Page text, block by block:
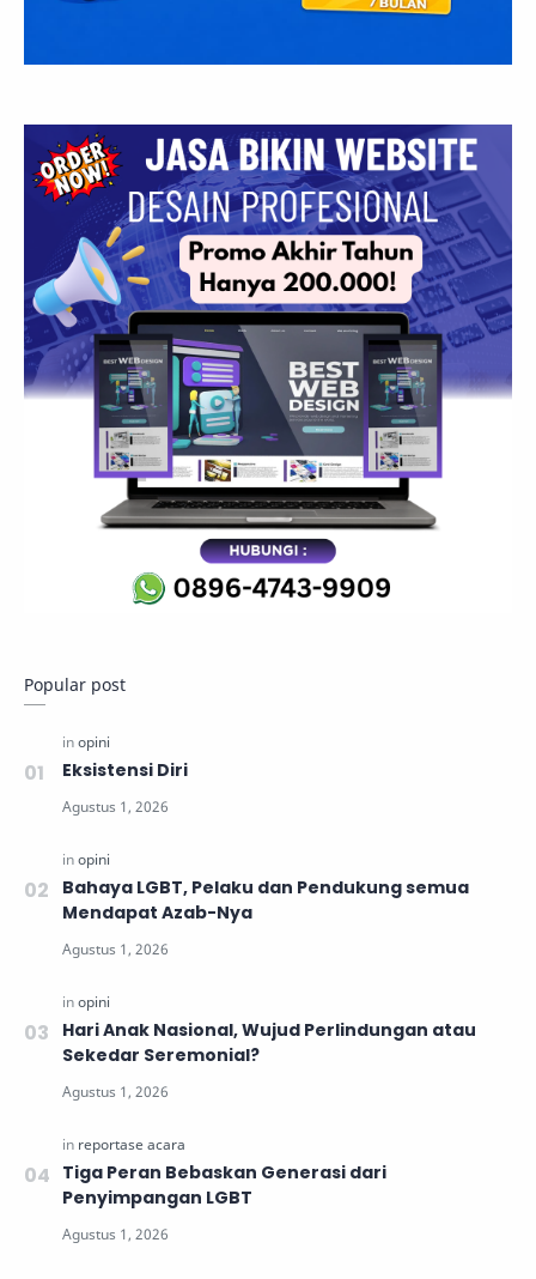
Popular post
Eksistensi Diri
Bahaya LGBT, Pelaku dan Pendukung semua
Mendapat Azab-Nya
Hari Anak Nasional, Wujud Perlindungan atau
Sekedar Seremonial?
Tiga Peran Bebaskan Generasi dari
Penyimpangan LGBT